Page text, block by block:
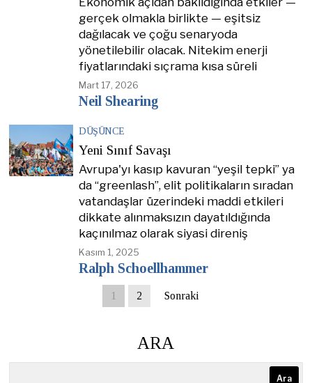
gerçek olmakla birlikte — eşitsiz
dağılacak ve çoğu senaryoda
yönetilebilir olacak. Nitekim enerji
fiyatlarındaki sıçrama kısa süreli
Mart 17, 2026
Neil Shearing
DÜŞÜNCE
Yeni Sınıf Savaşı
Avrupa'yı kasıp kavuran “yeşil tepki” ya
da “greenlash”, elit politikaların sıradan
vatandaşlar üzerindeki maddi etkileri
dikkate alınmaksızın dayatıldığında
kaçınılmaz olarak siyasi direniş
Kasım 1, 2025
Ralph Schoellhammer
1 2 Sonraki
ARA
Ara